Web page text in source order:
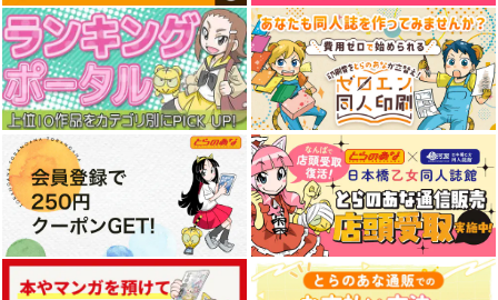
沿線少女
サザンブルースカイ
konkon
white parabellum
Bunny Blend
ロイヤルマウンテン